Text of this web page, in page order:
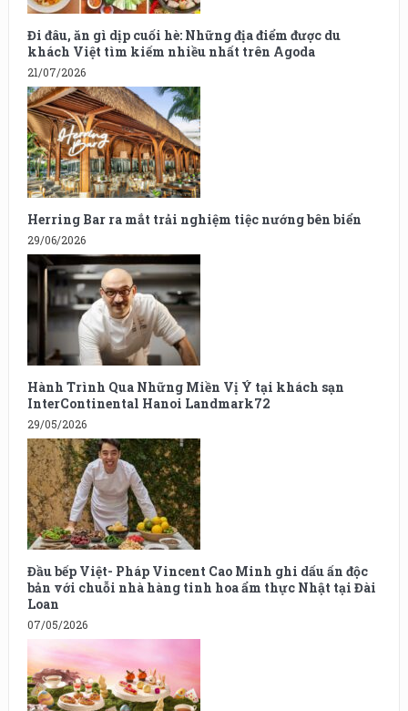
Đi đâu, ăn gì dịp cuối hè: Những địa điểm được du
khách Việt tìm kiếm nhiều nhất trên Agoda
21/07/2026
Herring Bar ra mắt trải nghiệm tiệc nướng bên biển
29/06/2026
Hành Trình Qua Những Miền Vị Ý tại khách sạn
InterContinental Hanoi Landmark72
29/05/2026
Đầu bếp Việt- Pháp Vincent Cao Minh ghi dấu ấn độc
bản với chuỗi nhà hàng tinh hoa ẩm thực Nhật tại Đài
Loan
07/05/2026